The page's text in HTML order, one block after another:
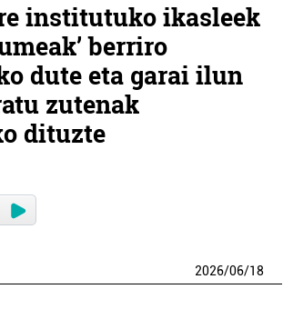
institutuko ikasleek
berriro
dute eta garai ilun
zutenak
dituzte
2026/06/18